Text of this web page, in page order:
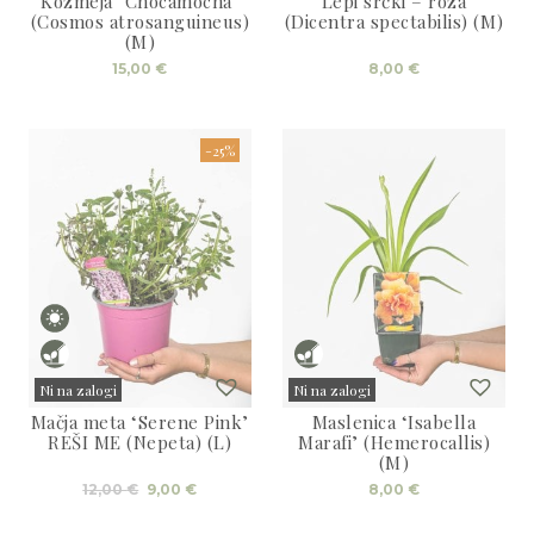
Sold
(Cosmos atrosanguineus)
(M)
15,00 €
Sold
(Dicentra spectabilis) (M)
8,00 €
Ni na zalogi
-25%
Sold
Mačja meta ‘Serene Pink’
REŠI ME (Nepeta) (L)
12,00€ Izvirna
cena
9,00 €Trenutna
Ni na zalogi
Sold
Maslenica ‘Isabella
Marafi’ (Hemerocallis)
(M)
8,00 €